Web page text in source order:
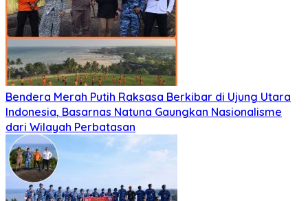
Bendera Merah Putih Raksasa Berkibar di Ujung Utara
Indonesia, Basarnas Natuna Gaungkan Nasionalisme
dari Wilayah Perbatasan